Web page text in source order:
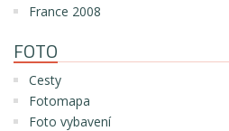
France 2008
FOTO
Cesty
Fotomapa
Foto vybavení